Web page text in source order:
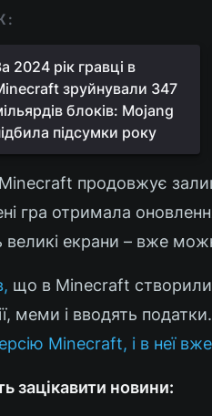
2024 рік гравці в
зруйнували 347
блоків: Mojang
підсумки року
продовжує
гра отримала
великі екрани – вже
що в Minecraft створили
меми і вводять
Minecraft, і в неї
зацікавити новини: